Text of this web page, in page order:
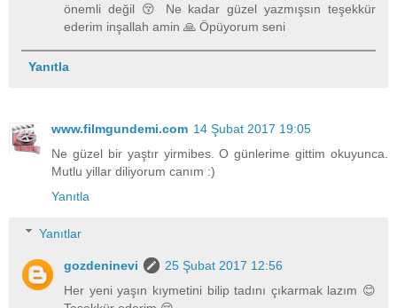
önemli değil 😚 Ne kadar güzel yazmışsın teşekkür
ederim inşallah amin 🙏 Öpüyorum seni
Yanıtla
www.filmgundemi.com 14 Şubat 2017 19:05
Ne güzel bir yaştır yirmibes. O günlerime gittim okuyunca.
Mutlu yillar diliyorum canım :)
Yanıtla
Yanıtlar
gozdeninevi
25 Şubat 2017 12:56
Her yeni yaşın kıymetini bilip tadını çıkarmak lazım 😊